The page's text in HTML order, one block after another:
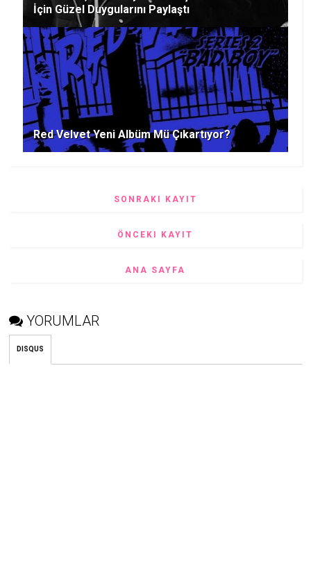
İçin Güzel Duygularını Paylaştı
Red Velvet Yeni Albüm Mü Çıkartıyor?
SONRAKI KAYIT
ÖNCEKI KAYIT
ANA SAYFA
YORUMLAR
DISQUS